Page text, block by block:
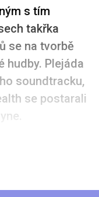
s tím
takřka
se na tvorbě
hudby. Plejáda
soundtracku,
se postarali